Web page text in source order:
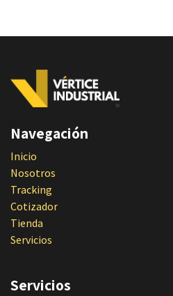
Navegación
Inicio
Nosotros
Tracking
Cotizador
Tienda
Servicios
Servicios